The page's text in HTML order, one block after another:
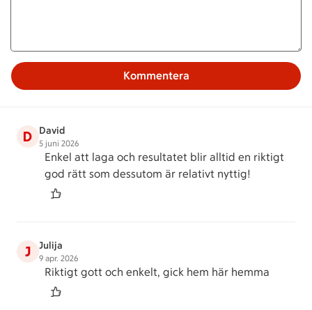
Kommentera
D David
5 juni 2026
Enkel att laga och resultatet blir alltid en riktigt
god rätt som dessutom är relativt nyttig!
J Julija
9 apr. 2026
Riktigt gott och enkelt, gick hem här hemma